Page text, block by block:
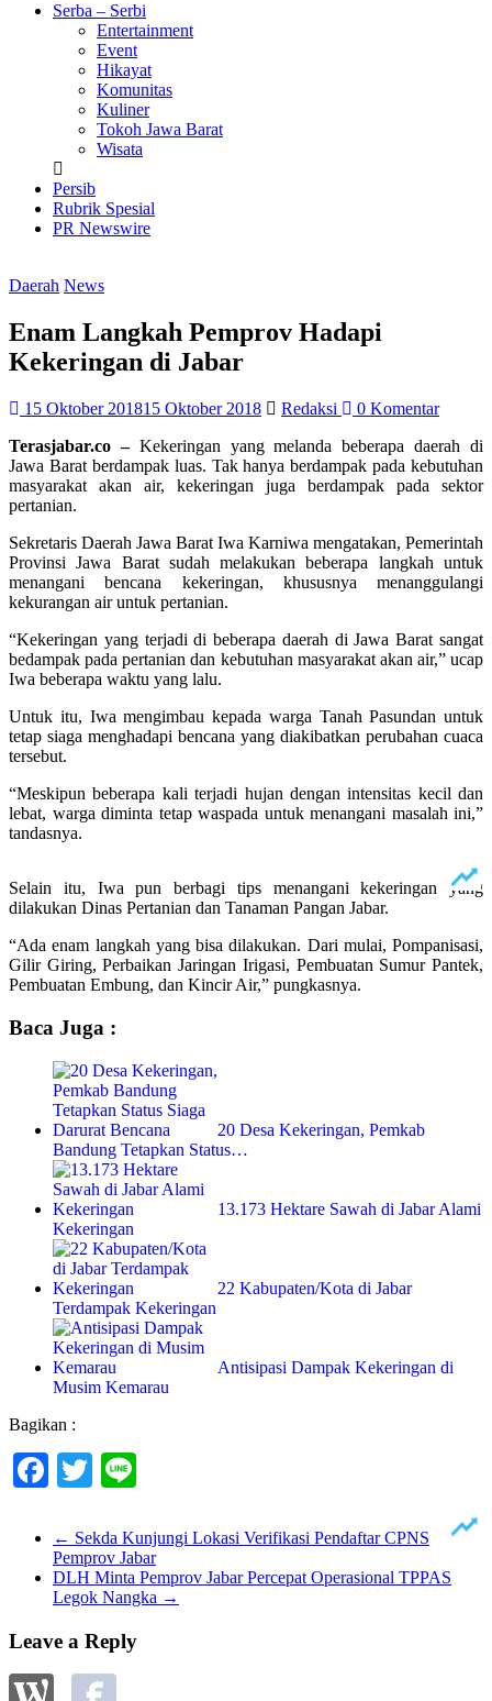
Serba – Serbi
Entertainment
Event
Hikayat
Komunitas
Kuliner
Tokoh Jawa Barat
Wisata
Persib
Rubrik Spesial
PR Newswire
Daerah News
Enam Langkah Pemprov Hadapi
Kekeringan di Jabar
15 Oktober 201815 Oktober 2018 Redaksi
0 Komentar
Terasjabar.co – Kekeringan yang melanda beberapa daerah di
Jawa Barat berdampak luas. Tak hanya berdampak pada kebutuhan
masyarakat akan air, kekeringan juga berdampak pada sektor
pertanian.
Sekretaris Daerah Jawa Barat Iwa Karniwa mengatakan, Pemerintah
Provinsi Jawa Barat sudah melakukan beberapa langkah untuk
menangani bencana kekeringan, khususnya menanggulangi
kekurangan air untuk pertanian.
“Kekeringan yang terjadi di beberapa daerah di Jawa Barat sangat
bedampak pada pertanian dan kebutuhan masyarakat akan air,” ucap
Iwa beberapa waktu yang lalu.
Untuk itu, Iwa mengimbau kepada warga Tanah Pasundan untuk
tetap siaga menghadapi bencana yang diakibatkan perubahan cuaca
tersebut.
“Meskipun beberapa kali terjadi hujan dengan intensitas kecil dan
lebat, warga diminta tetap waspada untuk menangani masalah ini,”
tandasnya.
Selain itu, Iwa pun berbagi tips menangani kekeringan yang
dilakukan Dinas Pertanian dan Tanaman Pangan Jabar.
“Ada enam langkah yang bisa dilakukan. Dari mulai, Pompanisasi,
Gilir Giring, Perbaikan Jaringan Irigasi, Pembuatan Sumur Pantek,
Pembuatan Embung, dan Kincir Air,” pungkasnya.
Baca Juga :
20 Desa Kekeringan, Pemkab
Bandung Tetapkan Status…
13.173 Hektare Sawah di Jabar Alami
Kekeringan
22 Kabupaten/Kota di Jabar
Terdampak Kekeringan
Antisipasi Dampak Kekeringan di
Musim Kemarau
Bagikan :
Facebook
Twitter
← Sekda Kunjungi Lokasi Verifikasi Pendaftar CPNS
Pemprov Jabar
DLH Minta Pemprov Jabar Percepat Operasional TPPAS
Legok Nangka →
Leave a Reply